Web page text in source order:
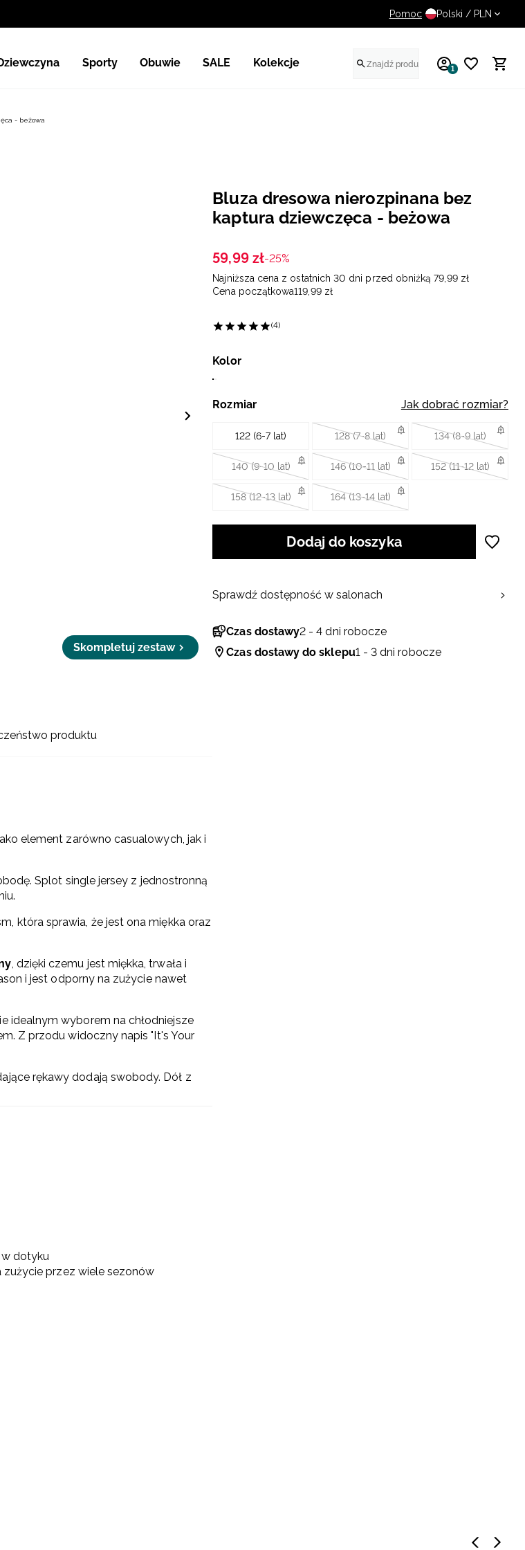
UWAGA NA FAŁSZYWE
Pomoc Polski / PLN
Sporty Obuwie SALE Kolekcje 1
- beżowa
Skompletuj zestaw
produktu
element zarówno casualowych, jak i
Splot single jersey z jednostronną
która sprawia, że jest ona ​​miękka oraz
, dzięki czemu jest miękka, trwała i
i jest odporny na zużycie nawet
idealnym wyborem na chłodniejsze
Z przodu widoczny napis "It's Your
rękawy dodają swobody. Dół z
w dotyku
zużycie przez wiele sezonów
Bluza dresowa nierozpinana bez
kaptura dziewczęca - beżowa
59,99 zł-25%
Najniższa cena z ostatnich 30 dni przed obniżką 79 99 zł
Cena początkowa119 99 zł
(4)
Kolor
Rozmiar Jak dobrać rozmiar?
122 (6-7 lat) 128 (7-8 lat) 134 (8-9 lat)
140 (9-10 lat) 146 (10-11 lat) 152 (11-12 lat)
158 (12-13 lat) 164 (13-14 lat)
Dodaj do koszyka
Czas dostawy2 - 4 dni robocze
Czas dostawy do sklepu1 - 3 dni robocze
Sprawdź dostępność w salonach